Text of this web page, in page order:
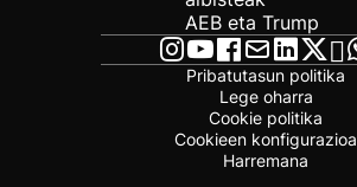
AEB eta Trump
Pribatutasun politika
Lege oharra
Cookie politika
Cookieen konfigurazioa
Harremana